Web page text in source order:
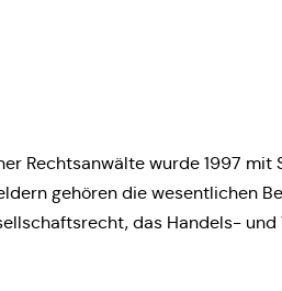
Rechts­an­wäl­te wurde 1997 mit
gehören die wesent­li­chen
das Handels-